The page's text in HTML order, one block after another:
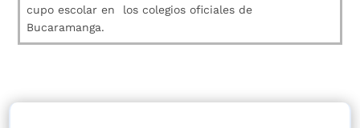
cupo escolar en los colegios oficiales de
Bucaramanga.